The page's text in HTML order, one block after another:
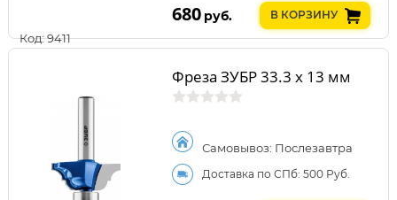
Код: 9411
680 руб. В КОРЗИНУ
Фреза ЗУБР 33.3 x 13 мм
Самовывоз: Послезавтра
Доставка по СПб: 500 Руб.